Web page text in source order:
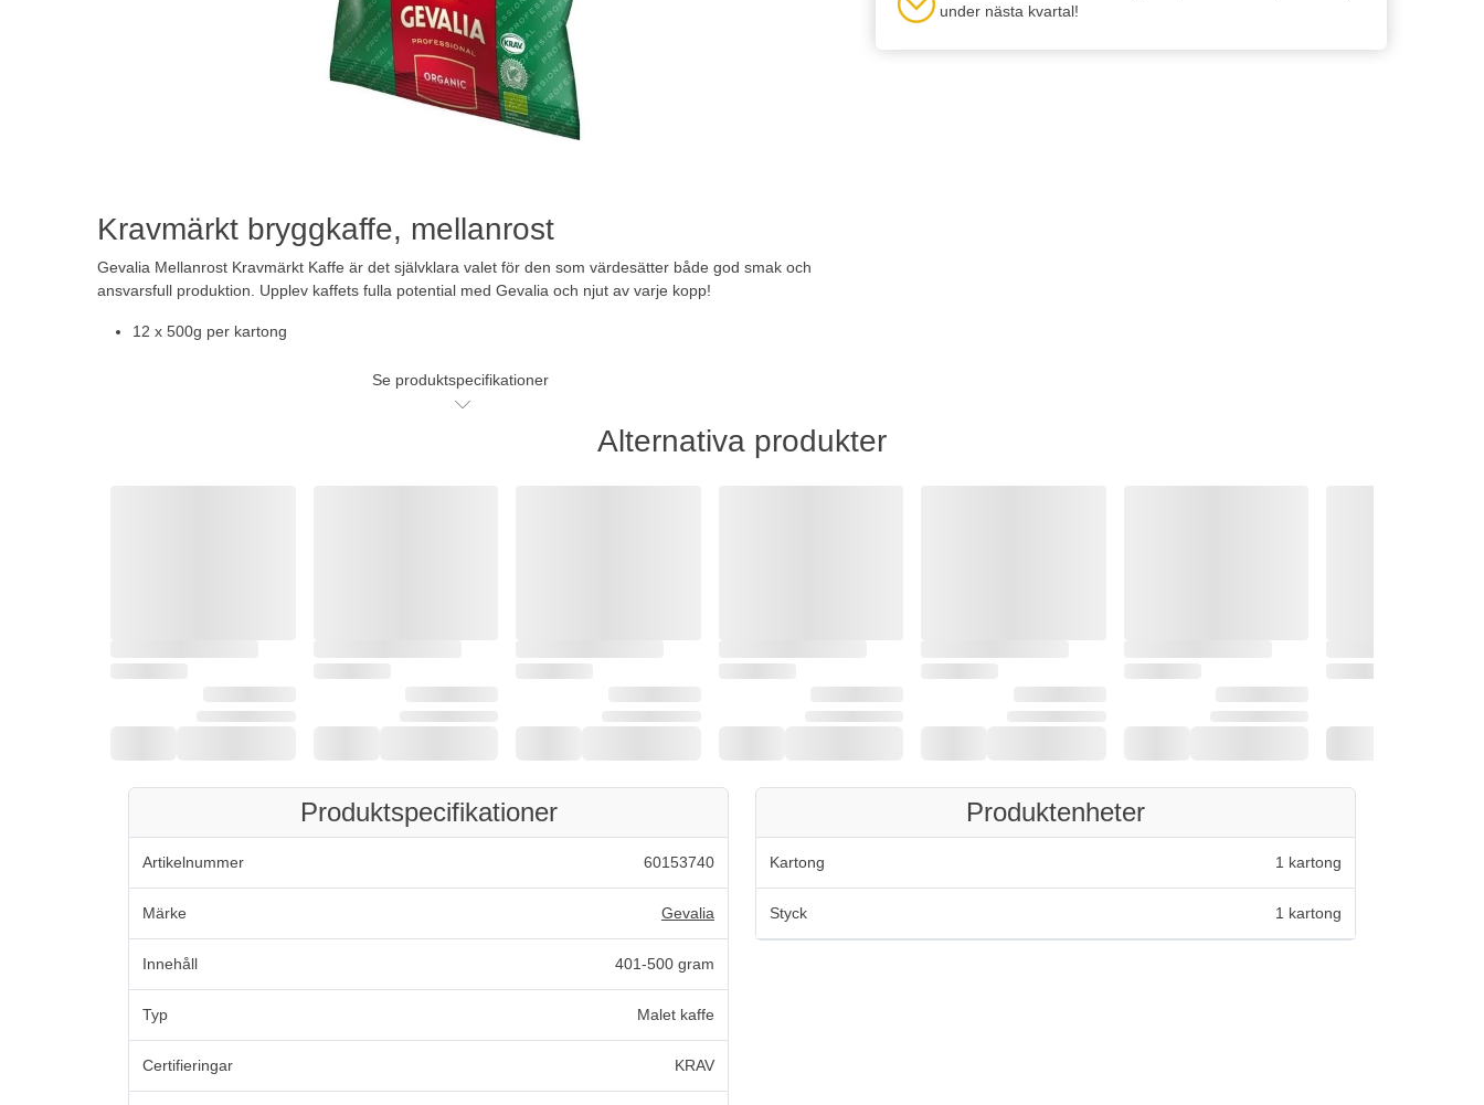
Kravmärkt bryggkaffe, mellanrost
Gevalia Mellanrost Kravmärkt Kaffe är det självklara valet för den som värdesätter både god smak och
ansvarsfull produktion. Upplev kaffets fulla potential med Gevalia och njut av varje kopp!
12 x 500g per kartong
Se produktspecifikationer
under nästa kvartal!
Alternativa produkter
Produktspecifikationer
Artikelnummer 60153740
Märke Gevalia
Innehåll 401-500 gram
Typ Malet kaffe
Certifieringar KRAV
Produktenheter
Kartong 1 kartong
Styck 1 kartong